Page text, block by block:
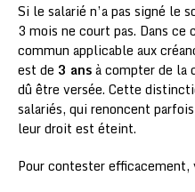
Si le salarié n’a pas signé le
3 mois ne court pas. Dans
commun applicable aux
est de 3 ansà compter de la
dû être versée. Cette
salariés, qui renoncent
leur droit est éteint.
Pour contester